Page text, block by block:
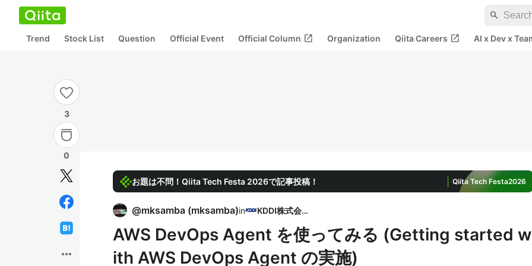
search
Trend Stock List Question Official Event Official Column open_in_new Organization Qiita Careers open_in_new AI x Dev x
3
0
more_horiz
お題は不問！Qiita Tech Festa 2026で記事投稿！ Qiita Tech Festa2026
@mksamba (mksamba)in KDDI株式会社
AWS DevOps Agent を使ってみる (Getting started w
ith AWS DevOps Agent の実施)